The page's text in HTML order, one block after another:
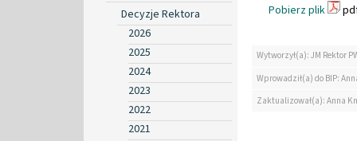
Decyzje Rektora
2026
2025
2024
2023
2022
2021
Pobierz plik
Wytworzył(a): JM Rektor
Wprowadził(a) do BIP:
Zaktualizował(a): Anna